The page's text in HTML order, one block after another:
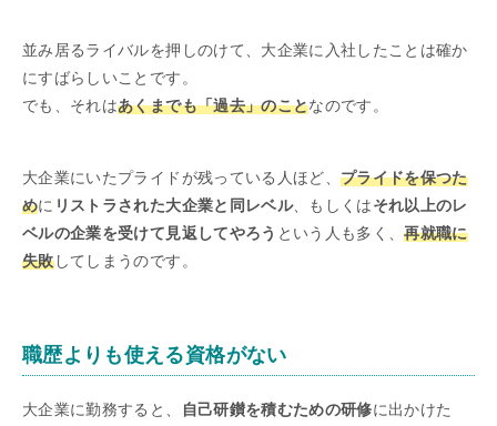
並み居るライバルを押しのけて、大企業に入社したことは確か
にすばらしいことです。
でも、それはあくまでも「過去」のことなのです。
大企業にいたプライドが残っている人ほど、 プライドを保つた
めに リストラされた大企業と同レベル、もしくはそれ以上のレ
ベルの企業を受けて見返してやろう という人も多く、再就職に
失敗してしまうのです。
職歴よりも使える資格がない
大企業に勤務すると、 自己研鑚を積むための研修に出かけた